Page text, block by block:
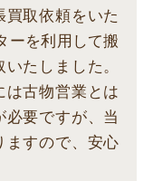
買取依頼をいた
ーを利用して搬
たしました。
は古物営業とは
必要ですが、当
ますので、安心